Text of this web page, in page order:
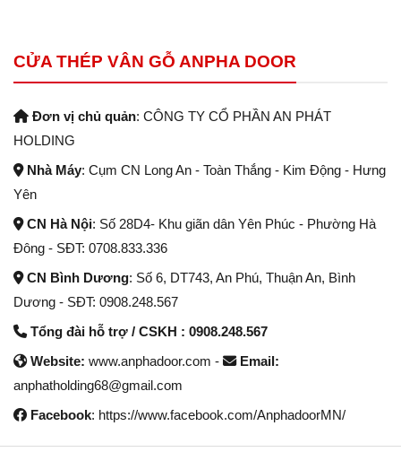
CỬA THÉP VÂN GỖ ANPHA DOOR
Đơn vị chủ quản: CÔNG TY CỔ PHẦN AN PHÁT
HOLDING
Nhà Máy: Cụm CN Long An - Toàn Thắng - Kim Động - Hưng
Yên
CN Hà Nội: Số 28D4- Khu giãn dân Yên Phúc - Phường Hà
Đông - SĐT: 0708.833.336
CN Bình Dương: Số 6, DT743, An Phú, Thuận An, Bình
Dương - SĐT: 0908.248.567
Tổng đài hỗ trợ / CSKH : 0908.248.567
Website: www.anphadoor.com -
Email:
anphatholding68@gmail.com
Facebook: https://www.facebook.com/AnphadoorMN/